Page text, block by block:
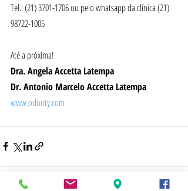
Tel.: (21) 3701-1706 ou pelo whatsapp da clínica (21)
98722-1005
Até a próxima!
Dra. Angela Accetta Latempa
Dr. Antonio Marcelo Accetta Latempa
www.odonty.com